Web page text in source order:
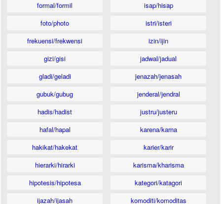
formal/formil
foto/photo
frekuensi/frekwensi
gizi/gisi
gladi/geladi
gubuk/gubug
hadis/hadist
hafal/hapal
hakikat/hakekat
hierarki/hirarki
hipotesis/hipotesa
ijazah/ijasah
isap/hisap
istri/isteri
izin/ijin
jadwal/jadual
jenazah/jenasah
jenderal/jendral
justru/justeru
karena/karna
karier/karir
karisma/kharisma
kategori/katagori
komoditi/komoditas